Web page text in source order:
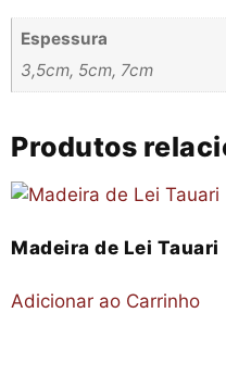
Espessura
3,5cm, 5cm, 7cm
Produtos
Madeira de Lei Tauari
Adicionar ao Carrinho